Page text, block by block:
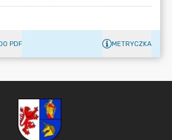
PDF METRYCZKA